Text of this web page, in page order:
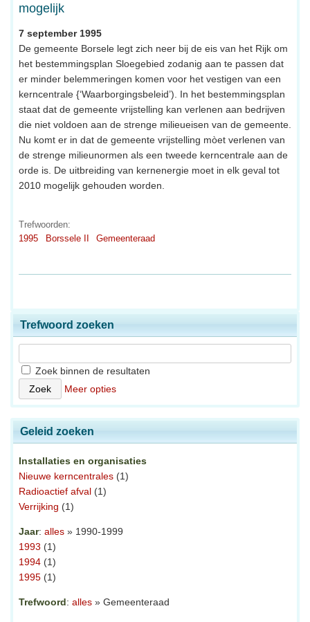
mogelijk
7 september 1995
De gemeente Borsele legt zich neer bij de eis van het Rijk om
het bestemmingsplan Sloegebied zodanig aan te passen dat
er minder belemmeringen komen voor het vestigen van een
kerncentrale {‘Waarborgingsbeleid’). In het bestemmingsplan
staat dat de gemeente vrijstelling kan verlenen aan bedrijven
die niet voldoen aan de strenge milieueisen van de gemeente.
Nu komt er in dat de gemeente vrijstelling mòet verlenen van
de strenge milieunormen als een tweede kerncentrale aan de
orde is. De uitbreiding van kernenergie moet in elk geval tot
2010 mogelijk gehouden worden.
Trefwoorden:
1995
Borssele II Gemeenteraad
Trefwoord zoeken
Zoek binnen de resultaten
Meer opties
Geleid zoeken
Installaties en organisaties
Nieuwe kerncentrales (1)
Radioactief afval (1)
Verrijking (1)
Jaar: alles » 1990-1999
1993 (1)
1994 (1)
1995 (1)
Trefwoord: alles » Gemeenteraad